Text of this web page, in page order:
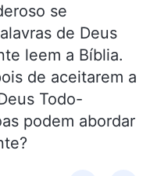
se
de Deus
leem a Bíblia.
de aceitarem a
Todo-
podem abordar